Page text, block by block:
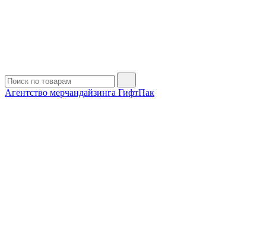
Агентство мерчандайзинга ГифтПак